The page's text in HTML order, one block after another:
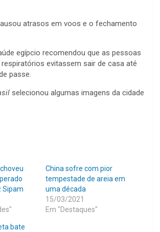
atrasos em voos e o fechamento
egípcio recomendou que as pessoas
evitassem sair de casa até
passe.
selecionou algumas imagens da cidade
Sipam
China sofre com pior
tempestade de areia em
uma década
15/03/2021
Em "Destaques"
bate